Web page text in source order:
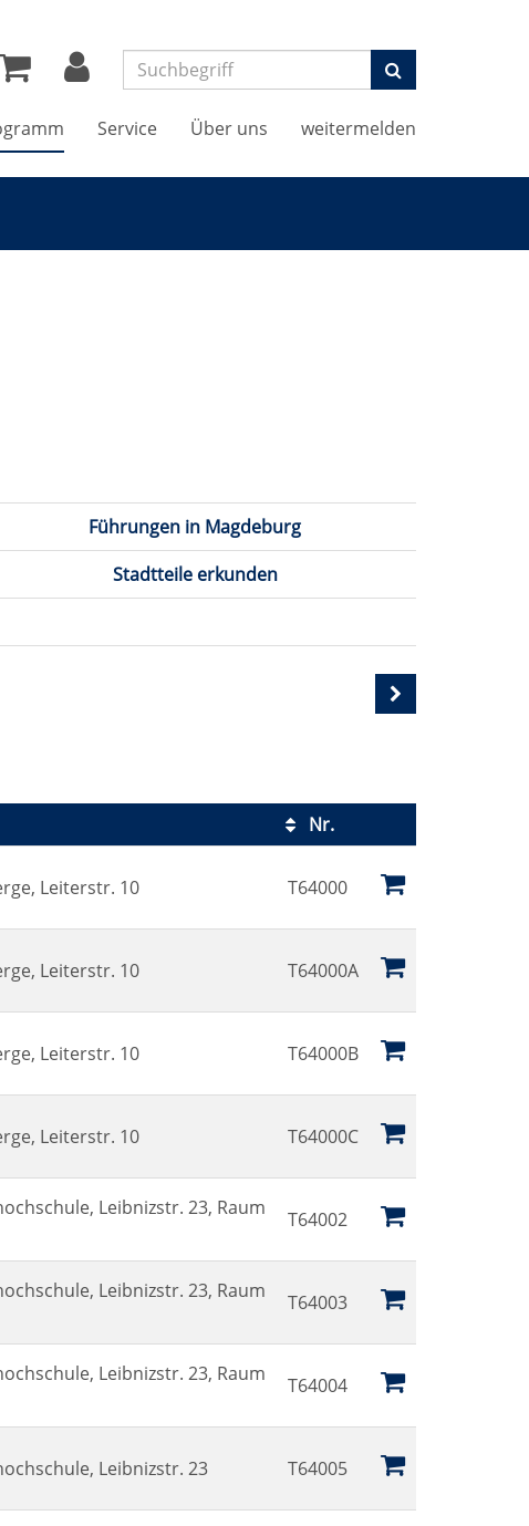
Suchen
Service Über uns weitermelden
Führungen in Magdeburg
Stadtteile erkunden
Nr.
Kursstatus
Leiterstr. 10 T64000
Leiterstr. 10 T64000A
Leiterstr. 10 T64000B
Leiterstr. 10 T64000C
Leibnizstr. 23, Raum
T64002
Leibnizstr. 23, Raum
T64003
Leibnizstr. 23, Raum
T64004
Leibnizstr. 23 T64005